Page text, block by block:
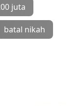
juta
batal nikah